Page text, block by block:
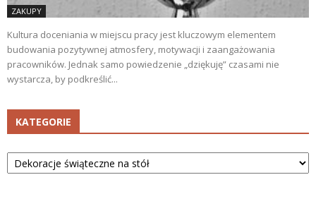
ZAKUPY
Kultura doceniania w miejscu pracy jest kluczowym elementem
budowania pozytywnej atmosfery, motywacji i zaangażowania
pracowników. Jednak samo powiedzenie „dziękuję” czasami nie
wystarcza, by podkreślić...
KATEGORIE
Kategorie